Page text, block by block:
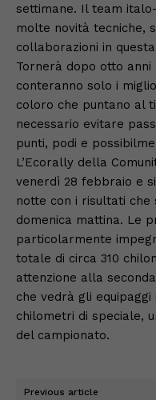
settimane. Il team
molte novità tecniche,
collaborazioni in
Tornerà dopo otto
conteranno solo i
coloro che puntano al
necessario evitare
punti, podi e
L’Ecorally della
venerdì 28 febbraio e
notte con i risultati che
domenica mattina. Le
particolarmente
totale di circa 310
attenzione alla
che vedrà gli equipaggi
chilometri di speciale,
del campionato.
Previous article